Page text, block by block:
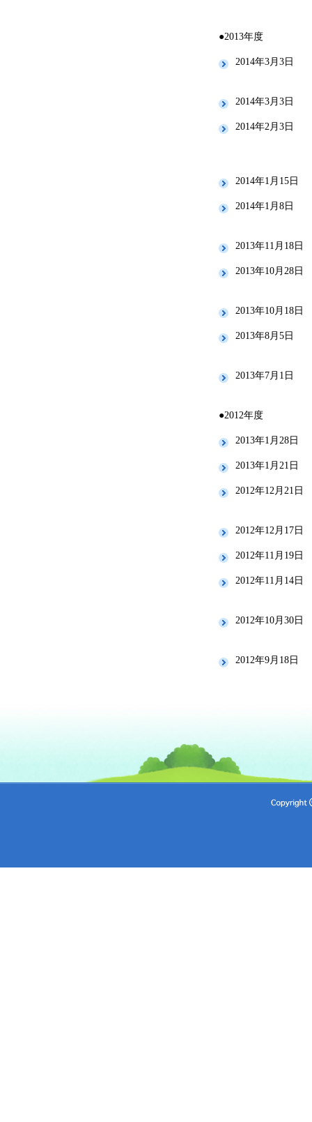
●2013年度
2014年3月3日
2014年3月3日
2014年2月3日
2014年1月15日
2014年1月8日
2013年11月18日
2013年10月28日
2013年10月18日
2013年8月5日
2013年7月1日
●2012年度
2013年1月28日
2013年1月21日
2012年12月21日
2012年12月17日
2012年11月19日
2012年11月14日
2012年10月30日
2012年9月18日